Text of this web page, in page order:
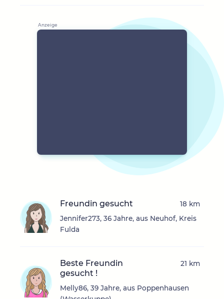
Freundin gesucht
Jennifer273, 36 Jahre, aus Neuhof, Kreis
Fulda
18 km
Beste Freundin
gesucht !
Melly86, 39 Jahre, aus Poppenhausen
21 km